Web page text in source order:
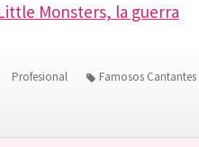
Monsters, la guerra
Profesional Famosos Cantantes